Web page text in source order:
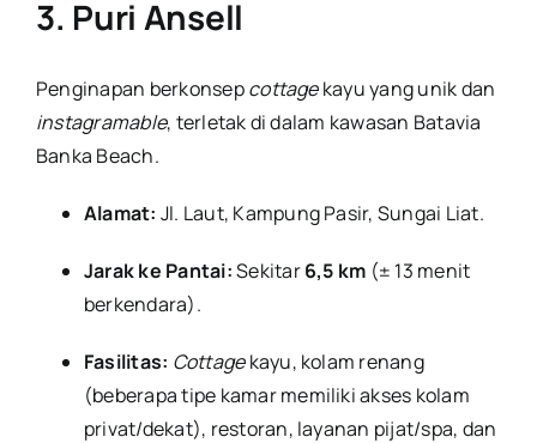
3. Puri Ansell
Penginapan berkonsepcottagekayu yang unik dan
instagramable, terletak di dalam kawasan Batavia
Banka Beach.
Alamat: Jl. Laut, Kampung Pasir, Sungai Liat.
Jarak ke Pantai:Sekitar6,5 km (± 13 menit
berkendara).
Fasilitas: Cottagekayu, kolam renang
(beberapa tipe kamar memiliki akses kolam
privat/dekat), restoran, layanan pijat/spa, dan